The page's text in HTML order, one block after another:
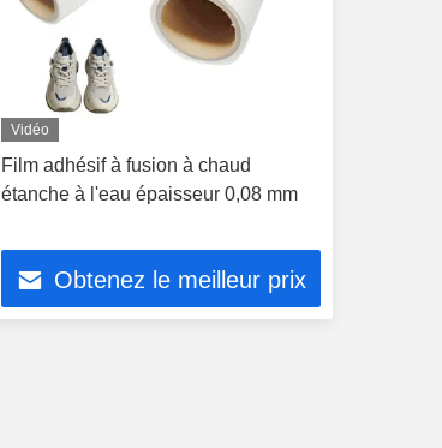
Vidéo
Film adhésif à fusion à chaud
étanche à l'eau épaisseur 0,08 mm
Obtenez le meilleur prix